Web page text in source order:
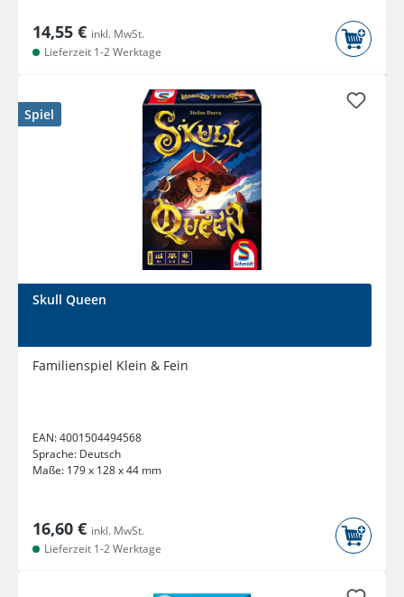
14,55 € inkl. MwSt.
Lieferzeit 1-2 Werktage
Spiel
Skull Queen
Familienspiel Klein & Fein
EAN:4001504494568
Sprache: Deutsch
Maße: 179 x 128 x 44 mm
16,60 € inkl. MwSt.
Lieferzeit 1-2 Werktage